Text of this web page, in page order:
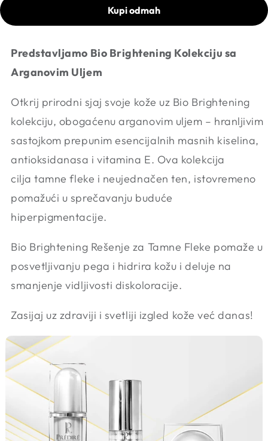
Kupi odmah
Predstavljamo Bio Brightening Kolekciju sa
Arganovim Uljem
Otkrij prirodni sjaj svoje kože uz Bio Brightening
kolekciju, obogaćenu arganovim uljem – hranljivim
sastojkom prepunim esencijalnih masnih kiselina,
antioksidanasa i vitamina E. Ova kolekcija
cilja tamne fleke i neujednačen ten, istovremeno
pomažući u sprečavanju buduće
hiperpigmentacije.
Bio Brightening Rešenje za Tamne Fleke pomaže u
posvetljivanju pega i hidrira kožu i deluje na
smanjenje vidljivosti diskoloracije.
Zasijaj uz zdraviji i svetliji izgled kože već danas!